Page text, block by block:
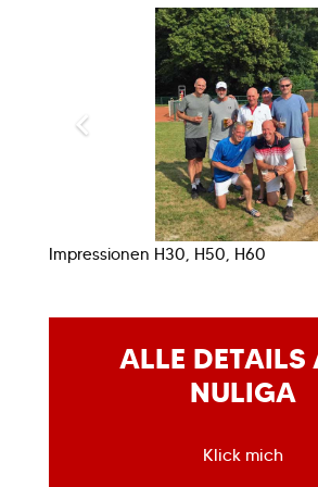
Impressionen H30, H50, H60
ALLE DETAILS
NULIGA
Klick mich